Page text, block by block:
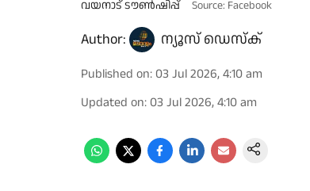
വയനാട് ടൗൺഷിപ്പ് Source: Facebook
Author: ന്യൂസ് ഡെസ്ക്
Published on: 03 Jul 2026, 4:10 am
Updated on: 03 Jul 2026, 4:10 am